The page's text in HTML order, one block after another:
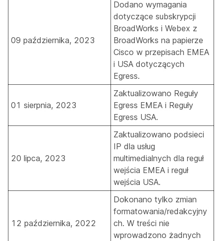
09 października, 2023
Dodano wymagania
dotyczące subskrypcji
BroadWorks i Webex z
BroadWorks na papierze
Cisco w przepisach EMEA
i USA dotyczących
Egress.
01 sierpnia, 2023
Zaktualizowano Reguły
Egress EMEA i Reguły
Egress USA.
20 lipca, 2023
Zaktualizowano podsieci
IP dla usług
multimedialnych dla reguł
wejścia EMEA i reguł
wejścia USA.
12 października, 2022
Dokonano tylko zmian
formatowania/redakcyjny
ch. W treści nie
wprowadzono żadnych